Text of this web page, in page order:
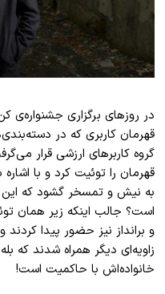
قهرمان کاربری که در
گروه کاربر‌های ارزشی قرار
قهرمان را توئیت کرد و با
به نیش و تمسخر گشود که
است؟ جالب اینکه زیر همان
و بر‌انداز نیز حضور پیدا
زاویه‌ای دیگر همراه شدند که
خانواده‌اش با حاکمیت است!